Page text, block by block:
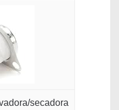
secadora